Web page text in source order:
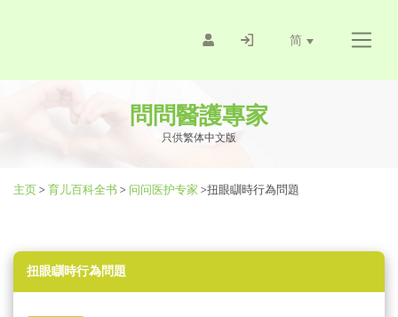
简
問問醫護專家
只供繁体中文版
主页> 育儿百科全书 > 问问医护专家 >扭眼瞓時行為問題
扭眼瞓時行為問題